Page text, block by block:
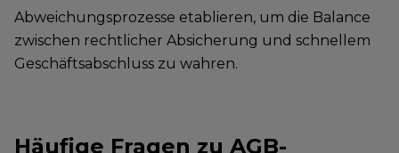
Abweichungsprozesse etablieren, um die Balance
zwischen rechtlicher Absicherung und schnellem
Geschäftsabschluss zu wahren.
Häufige Fragen zu AGB-